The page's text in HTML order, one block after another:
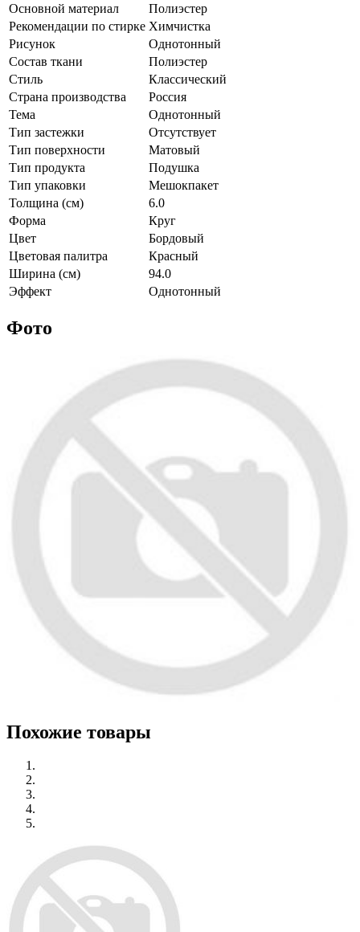
Основной материал
Полиэстер
Рекомендации по стирке Химчистка
Рисунок
Однотонный
Состав ткани
Полиэстер
Стиль
Классический
Страна производства
Россия
Тема
Однотонный
Тип застежки
Отсутствует
Тип поверхности
Матовый
Тип продукта
Подушка
Тип упаковки
Мешокпакет
Толщина (см)
6.0
Форма
Круг
Цвет
Бордовый
Цветовая палитра
Красный
Ширина (см)
94.0
Эффект
Однотонный
Фото
Похожие товары